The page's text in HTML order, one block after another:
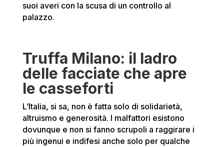
suoi averi con la scusa di un controllo al
palazzo.
Truffa Milano: il ladro
delle facciate che apre
le casseforti
L’Italia, si sa, non è fatta solo di solidarietà,
altruismo e generosità. I malfattori esistono
dovunque e non si fanno scrupoli a raggirare i
più ingenui e indifesi anche solo per qualche